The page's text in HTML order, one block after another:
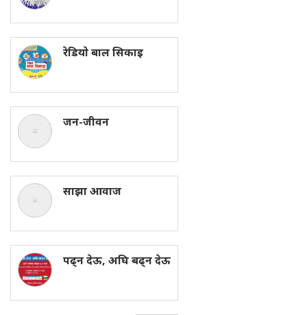
रेडियाे बाल सिकाइ
जन-जीवन
साझा आवाज
पढ्न देऊ, अघि बढ्न देऊ